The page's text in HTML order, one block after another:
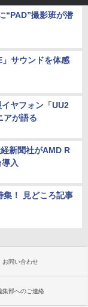
“PAD”撮影班が潜
サウンドを体感
ヤフォン「UU2
アが語る
新聞社がAMD R
入
集！ 見どころ記事
お問い合わせ
集部へのご連絡